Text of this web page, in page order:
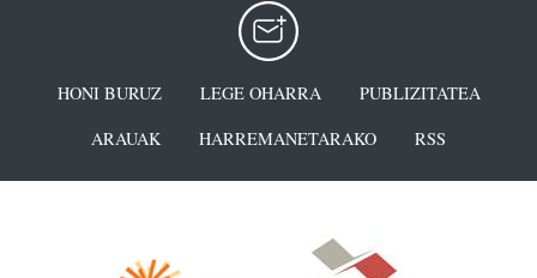
HONI BURUZ LEGE OHARRA
PUBLIZITATEA
ARAUAK
HARREMANETARAKO RSS